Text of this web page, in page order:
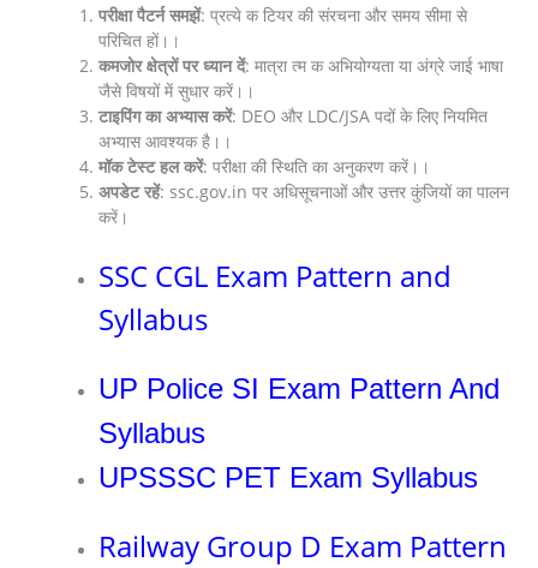
परीक्षा पैटर्न समझें: प्रत्ये क टियर की संरचना और समय सीमा से
परिचित हों।।
कमजोर क्षेत्रों पर ध्यान दें: मात्रा त्म क अभियोग्यता या अंग्रे जाई भाषा
जैसे विषयों में सुधार करें।।
टाइपिंग का अभ्यास करें: DEO और LDC/JSA पदों के लिए नियमित
अभ्यास आवश्यक है।।
मॉक टेस्ट हल करें: परीक्षा की स्थिति का अनुकरण करें।।
अपडेट रहें: ssc.gov.in पर अधिसूचनाओं और उत्तर कुंजियों का पालन
करें।
SSC CGL Exam Pattern and
Syllabus
UP Police SI Exam Pattern And
Syllabus
UPSSSC PET Exam Syllabus
Railway Group D Exam Pattern